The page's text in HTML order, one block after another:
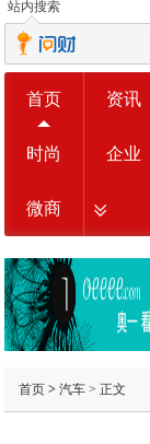
站内搜索
首页 资讯
时尚 企业
微商
首页> 汽车> 正文